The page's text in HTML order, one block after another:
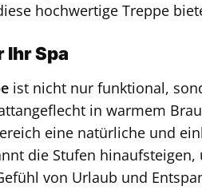
hochwertige Treppe
Ihr Spa
ist nicht nur funktional,
in warmem
eine natürliche und
die Stufen
von Urlaub und